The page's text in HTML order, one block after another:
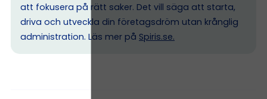
att fokusera på rätt saker. Det vill säga att starta,
driva och utveckla din företagsdröm utan krånglig
administration. Läs mer på Spiris.se.